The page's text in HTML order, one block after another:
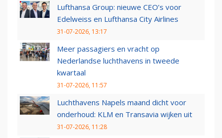
Lufthansa Group: nieuwe CEO’s voor
Edelweiss en Lufthansa City Airlines
31-07-2026, 13:17
Meer passagiers en vracht op
Nederlandse luchthavens in tweede
kwartaal
31-07-2026, 11:57
Luchthavens Napels maand dicht voor
onderhoud: KLM en Transavia wijken uit
31-07-2026, 11:28